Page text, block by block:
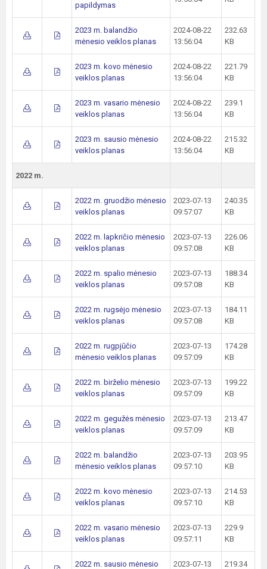
papildymas
2023 m. balandžio
mėnesio veiklos planas
2024-08-22
13:56:04
232.63
KB
2023 m. kovo mėnesio
veiklos planas
2024-08-22
13:56:04
221.79
KB
2023 m. vasario mėnesio
veiklos planas
2024-08-22
13:56:04
239.1
KB
2023 m. sausio mėnesio
veiklos planas
2024-08-22
13:56:04
215.32
KB
2022 m.
2022 m. gruodžio mėnesio
veiklos planas
2023-07-13
09:57:07
240.35
KB
2022 m. lapkričio mėnesio
veiklos planas
2023-07-13
09:57:08
226.06
KB
2022 m. spalio mėnesio
veiklos planas
2023-07-13
09:57:08
188.34
KB
2022 m. rugsėjo mėnesio
veiklos planas
2023-07-13
09:57:08
184.11
KB
2022 m. rugpjūčio
mėnesio veiklos planas
2023-07-13
09:57:09
174.28
KB
2022 m. birželio mėnesio
veiklos planas
2023-07-13
09:57:09
199.22
KB
2022 m. gegužės mėnesio
veiklos planas
2023-07-13
09:57:09
213.47
KB
2022 m. balandžio
mėnesio veiklos planas
2023-07-13
09:57:10
203.95
KB
2022 m. kovo mėnesio
veiklos planas
2023-07-13
09:57:10
214.53
KB
2022 m. vasario mėnesio
veiklos planas
2023-07-13
09:57:11
229.9
KB
2022 m. sausio mėnesio
2023-07-13
219.34